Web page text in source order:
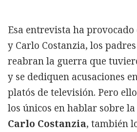
Esa entrevista ha
y Carlo Costanzia, los
reabran la guerra que
y se dediquen acusaciones
platós de televisión. Pero
los únicos en hablar sobre
Carlo Costanzia, también